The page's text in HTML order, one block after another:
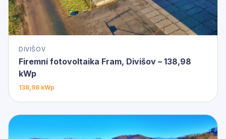
DIVIŠOV
Firemní fotovoltaika Fram, Divišov – 138,98
kWp
138,98 kWp